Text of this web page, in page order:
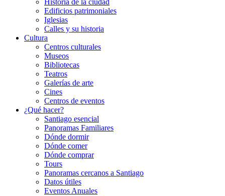
Historia de la ciudad
Edificios patrimoniales
Iglesias
Calles y su historia
Cultura
Centros culturales
Museos
Bibliotecas
Teatros
Galerí­as de arte
Cines
Centros de eventos
¿Qué hacer?
Santiago esencial
Panoramas Familiares
Dónde dormir
Dónde comer
Dónde comprar
Tours
Panoramas cercanos a Santiago
Datos útiles
Eventos Anuales